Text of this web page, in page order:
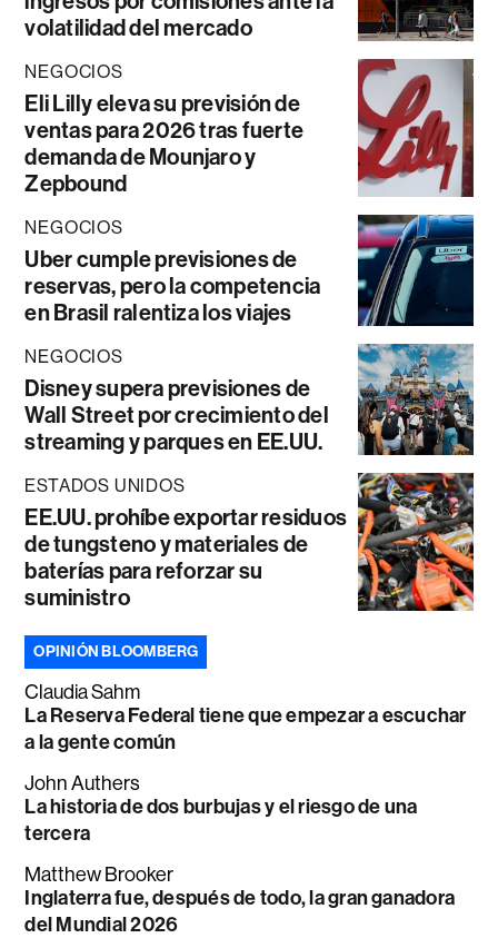
volatilidad del mercado
NEGOCIOS
Eli Lilly eleva su previsión de
ventas para 2026 tras fuerte
demanda de Mounjaro y
Zepbound
NEGOCIOS
Uber cumple previsiones de
reservas, pero la competencia
en Brasil ralentiza los viajes
NEGOCIOS
Disney supera previsiones de
Wall Street por crecimiento del
streaming y parques en EE.UU.
ESTADOS UNIDOS
EE.UU. prohíbe exportar residuos
de tungsteno y materiales de
baterías para reforzar su
suministro
OPINIÓN BLOOMBERG
Claudia Sahm
La Reserva Federal tiene que empezar a escuchar
a la gente común
John Authers
La historia de dos burbujas y el riesgo de una
tercera
Matthew Brooker
Inglaterra fue, después de todo, la gran ganadora
del Mundial 2026